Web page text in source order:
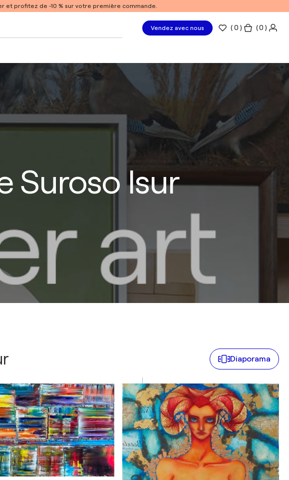
et profitez de -10 % sur votre première commande.
Vendez avec nous (0 ) ( 0 )
Suroso Isur
Diaporama